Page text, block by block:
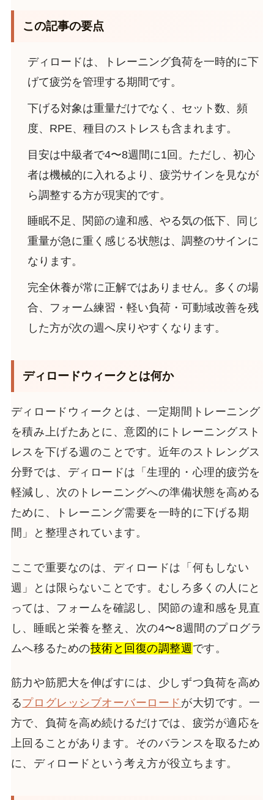
この記事の要点
ディロードは、トレーニング負荷を一時的に下
げて疲労を管理する期間です。
下げる対象は重量だけでなく、セット数、頻
度、RPE、種目のストレスも含まれます。
目安は中級者で4〜8週間に1回。ただし、初心
者は機械的に入れるより、疲労サインを見なが
ら調整する方が現実的です。
睡眠不足、関節の違和感、やる気の低下、同じ
重量が急に重く感じる状態は、調整のサインに
なります。
完全休養が常に正解ではありません。多くの場
合、フォーム練習・軽い負荷・可動域改善を残
した方が次の週へ戻りやすくなります。
ディロードウィークとは何か
ディロードウィークとは、一定期間トレーニング
を積み上げたあとに、意図的にトレーニングスト
レスを下げる週のことです。近年のストレングス
分野では、ディロードは「生理的・心理的疲労を
軽減し、次のトレーニングへの準備状態を高める
ために、トレーニング需要を一時的に下げる期
間」と整理されています。
ここで重要なのは、ディロードは「何もしない
週」とは限らないことです。むしろ多くの人にと
っては、フォームを確認し、関節の違和感を見直
し、睡眠と栄養を整え、次の4〜8週間のプログラ
ムへ移るための技術と回復の調整週 です。
筋力や筋肥大を伸ばすには、少しずつ負荷を高め
るプログレッシブオーバーロード が大切です。一
方で、負荷を高め続けるだけでは、疲労が適応を
上回ることがあります。そのバランスを取るため
に、ディロードという考え方が役立ちます。